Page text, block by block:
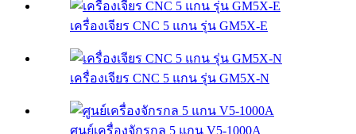
เครื่องเจียร CNC 5 แกน รุ่น GM5X-E
เครื่องเจียร CNC 5 แกน รุ่น GM5X-N
ศูนย์เครื่องจักรกล 5 แกน V5-1000A